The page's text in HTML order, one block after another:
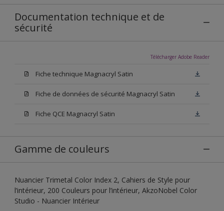
Documentation technique et de
sécurité
Télécharger Adobe Reader
Fiche technique Magnacryl Satin
Fiche de données de sécurité Magnacryl Satin
Fiche QCE Magnacryl Satin
Gamme de couleurs
Nuancier Trimetal Color Index 2, Cahiers de Style pour
l’intérieur, 200 Couleurs pour l’intérieur, AkzoNobel Color
Studio - Nuancier Intérieur